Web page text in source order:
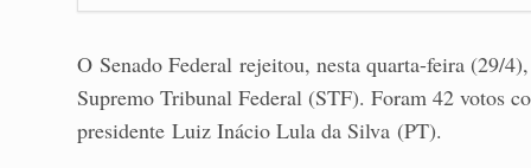
O Senado Federal rejeitou, nesta quarta-feira (29/
Supremo Tribunal Federal (STF). Foram 42 votos
presidente Luiz Inácio Lula da Silva (PT).